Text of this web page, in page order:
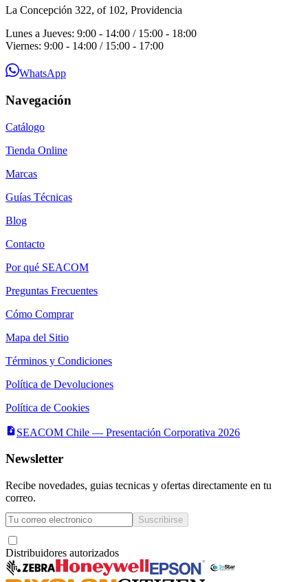
La Concepción 322, of 102, Providencia
Lunes a Jueves: 9:00 - 14:00 / 15:00 - 18:00
Viernes: 9:00 - 14:00 / 15:00 - 17:00
WhatsApp
Navegación
Catálogo
Tienda Online
Marcas
Guías Técnicas
Blog
Contacto
Por qué SEACOM
Preguntas Frecuentes
Cómo Comprar
Mapa del Sitio
Términos y Condiciones
Política de Devoluciones
Política de Cookies
SEACOM Chile — Presentación Corporativa 2026
Newsletter
Recibe novedades, guias tecnicas y ofertas directamente en tu
correo.
Suscribirse
Distribuidores autorizados